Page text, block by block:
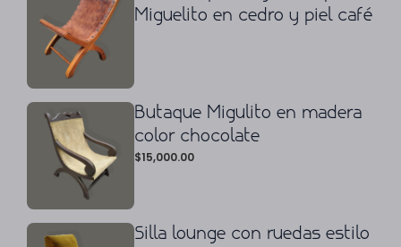
Miguelito en cedro y piel café
Butaque Migulito en madera
color chocolate
$15,000.00
Silla lounge con ruedas estilo